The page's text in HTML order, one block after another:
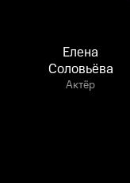
Елена
Соловьёва
Актёр